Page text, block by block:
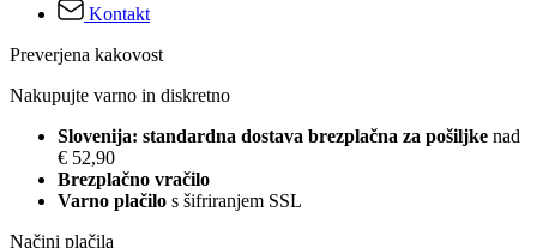
Kontakt
Preverjena kakovost
Nakupujte varno in diskretno
Slovenija: standardna dostava brezplačna za pošiljke nad
€ 52,90
Brezplačno vračilo
Varno plačilo s šifriranjem SSL
Načini plačila